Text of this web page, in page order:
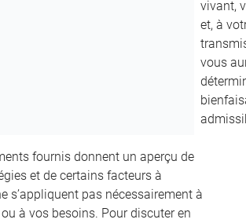
vivant,
et, à
vous
fournis donnent un aperçu de
et de certains facteurs à
s’appliquent pas nécessairement à
à vos besoins. Pour discuter en